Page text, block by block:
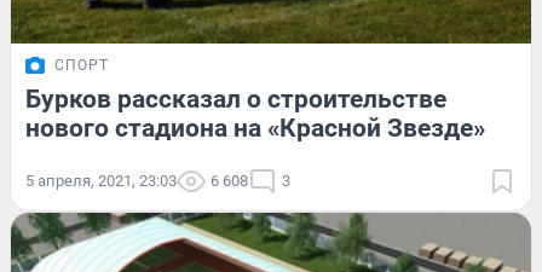
СПОРТ
Бурков рассказал о строительстве
нового стадиона на «Красной Звезде»
5 апреля, 2021, 23:03 6 608 3